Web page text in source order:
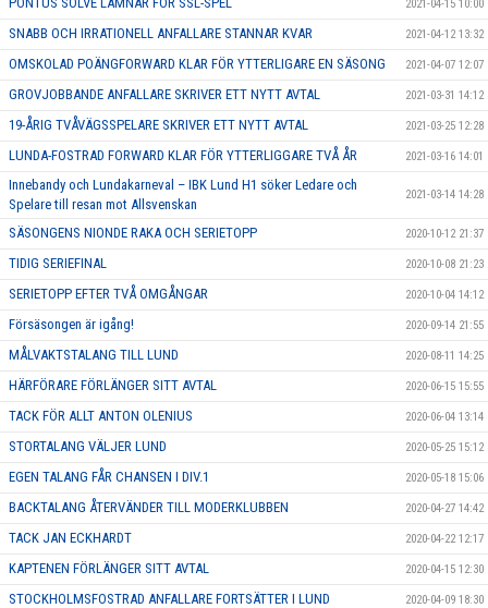
2021-04-15 10:00
SNABB OCH IRRATIONELL ANFALLARE STANNAR KVAR 2021-04-12 13:32
OMSKOLAD POÄNGFORWARD KLAR FÖR YTTERLIGARE EN SÄSONG 2021-04-07 12:07
GROVJOBBANDE ANFALLARE SKRIVER ETT NYTT AVTAL 2021-03-31 14:12
19-ÅRIG TVÅVÄGSSPELARE SKRIVER ETT NYTT AVTAL 2021-03-25 12:28
LUNDA-FOSTRAD FORWARD KLAR FÖR YTTERLIGGARE TVÅ ÅR 2021-03-16 14:01
Innebandy och Lundakarneval – IBK Lund H1 söker Ledare och
Spelare till resan mot Allsvenskan
2021-03-14 14:28
SÄSONGENS NIONDE RAKA OCH SERIETOPP 2020-10-12 21:37
TIDIG SERIEFINAL 2020-10-08 21:23
SERIETOPP EFTER TVÅ OMGÅNGAR 2020-10-04 14:12
Försäsongen är igång! 2020-09-14 21:55
MÅLVAKTSTALANG TILL LUND 2020-08-11 14:25
HÄRFÖRARE FÖRLÄNGER SITT AVTAL 2020-06-15 15:55
TACK FÖR ALLT ANTON OLENIUS 2020-06-04 13:14
STORTALANG VÄLJER LUND 2020-05-25 15:12
EGEN TALANG FÅR CHANSEN I DIV.1 2020-05-18 15:06
BACKTALANG ÅTERVÄNDER TILL MODERKLUBBEN 2020-04-27 14:42
TACK JAN ECKHARDT 2020-04-22 12:17
KAPTENEN FÖRLÄNGER SITT AVTAL 2020-04-15 12:30
STOCKHOLMSFOSTRAD ANFALLARE FORTSÄTTER I LUND 2020-04-09 18:30